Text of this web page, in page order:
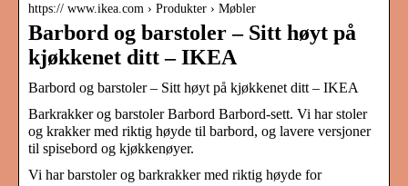
https:// www.ikea.com › Produkter › Møbler
Barbord og barstoler – Sitt høyt på
kjøkkenet ditt – IKEA
Barbord og barstoler – Sitt høyt på kjøkkenet ditt – IKEA
Barkrakker og barstoler Barbord Barbord-sett. Vi har stoler
og krakker med riktig høyde til barbord, og lavere versjoner
til spisebord og kjøkkenøyer.
Vi har barstoler og barkrakker med riktig høyde for